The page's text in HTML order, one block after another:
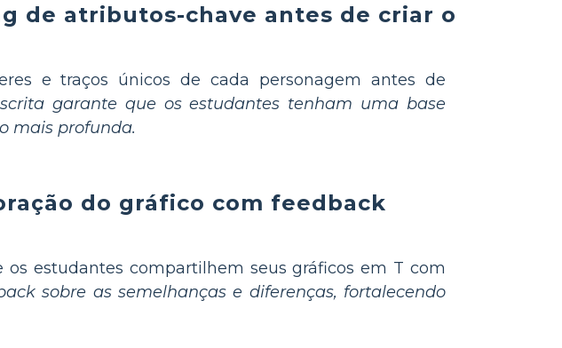
de atributos-chave antes de criar o
e traços únicos de cada personagem antes de
garante que os estudantes tenham uma base
mais profunda.
do gráfico com feedback
os estudantes compartilhem seus gráficos em T com
sobre as semelhanças e diferenças, fortalecendo